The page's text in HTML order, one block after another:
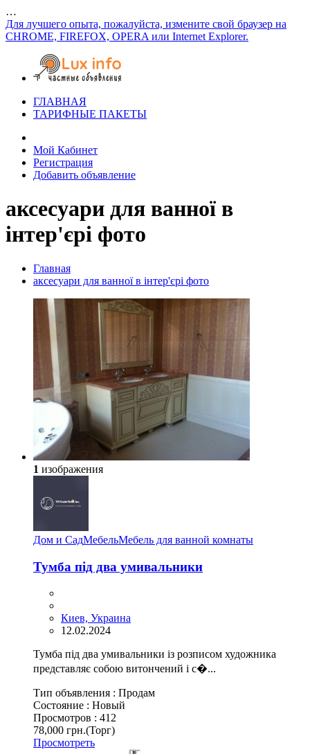
…
Для лучшего опыта, пожалуйста, измените свой браузер на
CHROME, FIREFOX, OPERA или Internet Explorer.
ГЛАВНАЯ
ТАРИФНЫЕ ПАКЕТЫ
Мой Кабинет
Регистрация
Добавить объявление
аксесуари для ванної в
інтер'єрі фото
Главная
аксесуари для ванної в інтер'єрі фото
1 изображения
Дом и СадМебельМебель для ванной комнаты
Тумба під два умивальники
Киев, Украина
12.02.2024
Тумба під два умивальники із розписом художника
представляє собою витончений і с�...
Тип объявления : Продам
Состояние : Новый
Просмотров : 412
78,000 грн.(Торг)
Просмотреть